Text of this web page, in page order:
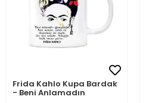
Frida Kahlo Kupa Bardak
- Beni Anlamadın